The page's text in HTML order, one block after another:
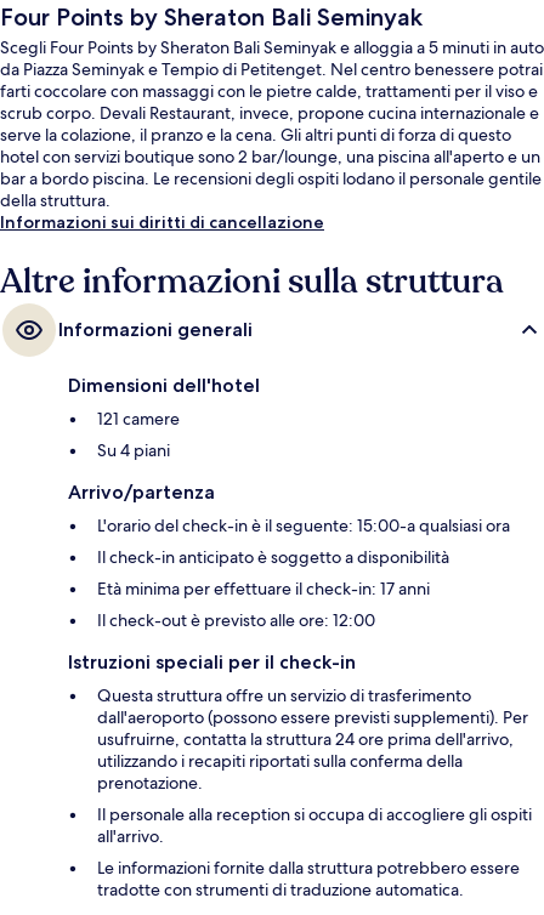
Four Points by Sheraton Bali Seminyak
Scegli Four Points by Sheraton Bali Seminyak e alloggia a 5 minuti in auto
da Piazza Seminyak e Tempio di Petitenget. Nel centro benessere potrai
farti coccolare con massaggi con le pietre calde, trattamenti per il viso e
scrub corpo. Devali Restaurant, invece, propone cucina internazionale e
serve la colazione, il pranzo e la cena. Gli altri punti di forza di questo
hotel con servizi boutique sono 2 bar/lounge, una piscina all'aperto e un
bar a bordo piscina. Le recensioni degli ospiti lodano il personale gentile
della struttura.
Informazioni sui diritti di cancellazione
Altre informazioni sulla struttura
Informazioni generali
Dimensioni dell'hotel
121 camere
Su 4 piani
Arrivo/partenza
L'orario del check-in è il seguente: 15:00-a qualsiasi ora
Il check-in anticipato è soggetto a disponibilità
Età minima per effettuare il check-in: 17 anni
Il check-out è previsto alle ore: 12:00
Istruzioni speciali per il check-in
Questa struttura offre un servizio di trasferimento
dall'aeroporto (possono essere previsti supplementi). Per
usufruirne, contatta la struttura 24 ore prima dell'arrivo,
utilizzando i recapiti riportati sulla conferma della
prenotazione.
Il personale alla reception si occupa di accogliere gli ospiti
all'arrivo.
Le informazioni fornite dalla struttura potrebbero essere
tradotte con strumenti di traduzione automatica.